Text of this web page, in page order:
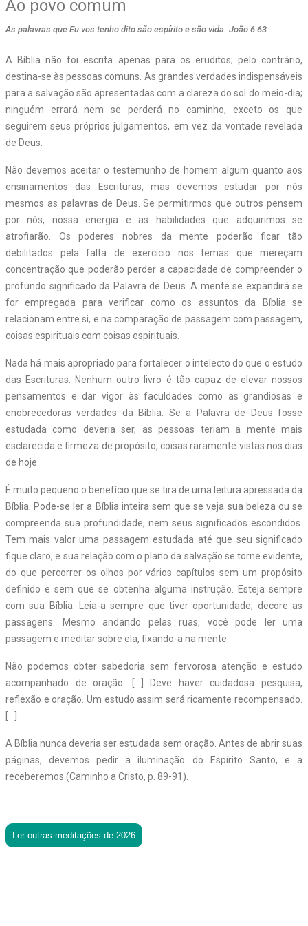
Ao povo comum
As palavras que Eu vos tenho dito são espírito e são vida. João 6:63
A Bíblia não foi escrita apenas para os eruditos; pelo contrário,
destina-se às pessoas comuns. As grandes verdades indispensáveis
para a salvação são apresentadas com a clareza do sol do meio-dia;
ninguém errará nem se perderá no caminho, exceto os que
seguirem seus próprios julgamentos, em vez da vontade revelada
de Deus.
Não devemos aceitar o testemunho de homem algum quanto aos
ensinamentos das Escrituras, mas devemos estudar por nós
mesmos as palavras de Deus. Se permitirmos que outros pensem
por nós, nossa energia e as habilidades que adquirimos se
atrofiarão. Os poderes nobres da mente poderão ficar tão
debilitados pela falta de exercício nos temas que mereçam
concentração que poderão perder a capacidade de compreender o
profundo significado da Palavra de Deus. A mente se expandirá se
for empregada para verificar como os assuntos da Bíblia se
relacionam entre si, e na comparação de passagem com passagem,
coisas espirituais com coisas espirituais.
Nada há mais apropriado para fortalecer o intelecto do que o estudo
das Escrituras. Nenhum outro livro é tão capaz de elevar nossos
pensamentos e dar vigor às faculdades como as grandiosas e
enobrecedoras verdades da Bíblia. Se a Palavra de Deus fosse
estudada como deveria ser, as pessoas teriam a mente mais
esclarecida e firmeza de propósito, coisas raramente vistas nos dias
de hoje.
É muito pequeno o benefício que se tira de uma leitura apressada da
Bíblia. Pode-se ler a Bíblia inteira sem que se veja sua beleza ou se
compreenda sua profundidade, nem seus significados escondidos.
Tem mais valor uma passagem estudada até que seu significado
fique claro, e sua relação com o plano da salvação se torne evidente,
do que percorrer os olhos por vários capítulos sem um propósito
definido e sem que se obtenha alguma instrução. Esteja sempre
com sua Bíblia. Leia-a sempre que tiver oportunidade; decore as
passagens. Mesmo andando pelas ruas, você pode ler uma
passagem e meditar sobre ela, fixando-a na mente.
Não podemos obter sabedoria sem fervorosa atenção e estudo
acompanhado de oração. […] Deve haver cuidadosa pesquisa,
reflexão e oração. Um estudo assim será ricamente recompensado.
[…]
A Bíblia nunca deveria ser estudada sem oração. Antes de abrir suas
páginas, devemos pedir a iluminação do Espírito Santo, e a
receberemos (Caminho a Cristo, p. 89-91).
Ler outras meditações de 2026